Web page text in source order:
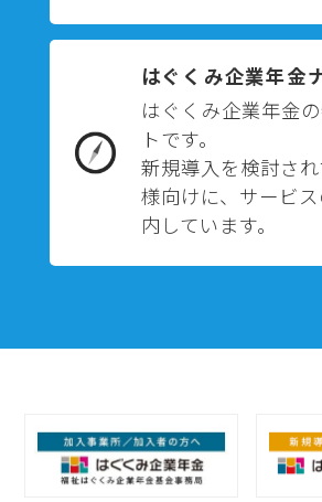
はぐくみ企業年金
はぐくみ企業年金
トです。
新規導入を検討さ
様向けに、サービ
内しています。